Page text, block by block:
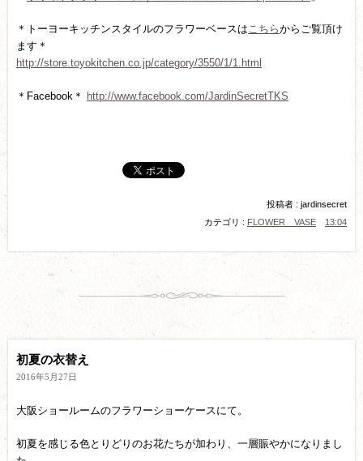
＊トーヨーキッチンスタイルのフラワーベースはこちらからご覧頂け
ます＊
http://store.toyokitchen.co.jp/category/3550/1/1.html
＊Facebook＊ http://www.facebook.com/JardinSecretTKS
投稿者 : jardinsecret
カテゴリ : FLOWER VASE 13:04
初夏の衣替え
2016年5月27日
大阪ショールームのフラワーショーケースにて。
初夏を感じる色とりどりのお花たちが加わり、一層賑やかになりまし